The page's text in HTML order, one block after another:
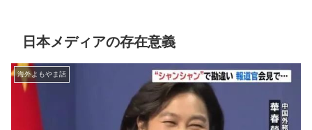
日本メディアの存在意義
海外よもやま話